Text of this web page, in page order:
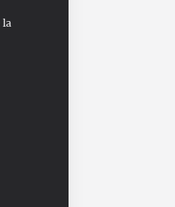
la